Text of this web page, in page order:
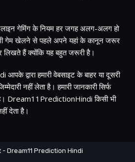
गेमिंग के नियम हर जगह अलग-अलग हो
गेम खेलने से पहले अपने यहां के कानून जरूर
हैं क्योंकि यह बहुत जरूरी है।
द्वारा हमारी वेबसाइट के बाहर या दूसरी
नहीं लेता है। हमारी जानकारी सिर्फ
Dream11PredictionHindi किसी भी
देता है।
Dream11 Prediction Hindi